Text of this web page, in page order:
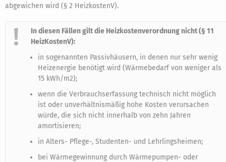
abgewichen wird (§ 2 HeizkostenV).
In diesen Fällen gilt die Heizkostenverordnung nicht (§ 11
HeizKostenV):
in sogenannten Passivhäusern, in denen nur sehr wenig
Heizenergie benötigt wird (Wärmebedarf von weniger als
15 kWh/m2);
wenn die Verbrauchserfassung technisch nicht möglich
ist oder unverhältnismäßig hohe Kosten verursachen
würde, die sich nicht innerhalb von zehn Jahren
amortisieren;
in Alters- Pflege-, Studenten- und Lehrlingsheimen;
bei Wärmegewinnung durch Wärmepumpen- oder